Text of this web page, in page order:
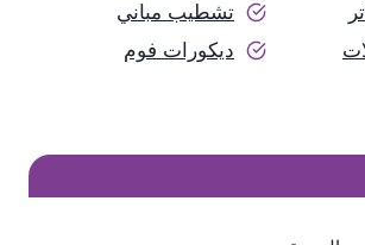
تشطيب مباني
ديكورات فوم